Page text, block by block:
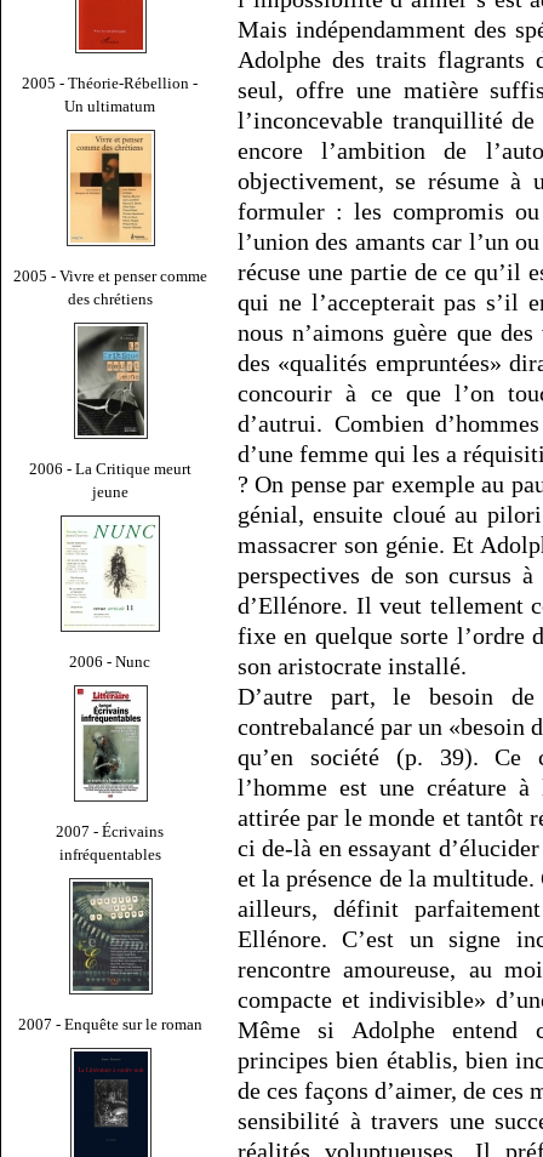
2005 - Théorie-Rébellion -
Un ultimatum
2005 - Vivre et penser comme
des chrétiens
2006 - La Critique meurt
jeune
2006 - Nunc
2007 - Écrivains
infréquentables
2007 - Enquête sur le roman
Mais indépendamment des
Adolphe des traits flagrants
seul, offre une matière
l’inconcevable tranquillité
encore l’ambition de
objectivement, se résume à
formuler : les compromis ou
l’union des amants car l’un
récuse une partie de ce qu’il
qui ne l’accepterait pas s’il
nous n’aimons guère que
des «qualités empruntées»
concourir à ce que l’on
d’autrui. Combien
d’une femme qui les a
? On pense par exemple au
génial, ensuite cloué au
massacrer son génie. Et
perspectives de son cursus
d’Ellénore. Il veut tellement
fixe en quelque sorte l’ordre
son aristocrate installé.
D’autre part, le besoin
contrebalancé par un «besoin
qu’en société (p. 39). Ce
l’homme est une créature
attirée par le monde et tantôt
ci de-là en essayant
et la présence de la
ailleurs, définit
Ellénore. C’est un signe
rencontre amoureuse, au
compacte et indivisible»
Même si Adolphe entend
principes bien établis, bien
de ces façons d’aimer, de ces
sensibilité à travers une
réalités voluptueuses. Il